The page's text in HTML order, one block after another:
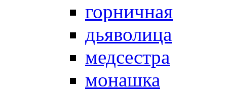
горничная
дьяволица
медсестра
монашка